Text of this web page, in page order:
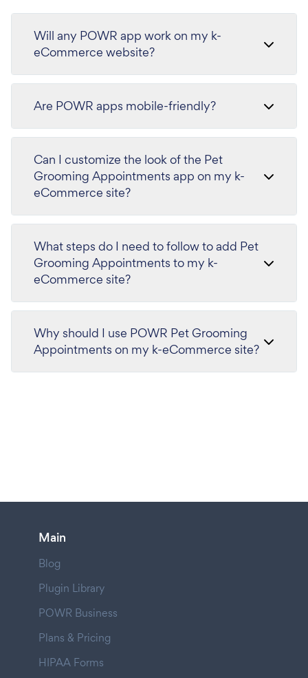
Will any POWR app work on my k-
eCommerce website?
Are POWR apps mobile-friendly?
Can I customize the look of the Pet
Grooming Appointments app on my k-
eCommerce site?
What steps do I need to follow to add Pet
Grooming Appointments to my k-
eCommerce site?
Why should I use POWR Pet Grooming
Appointments on my k-eCommerce site?
Main
Blog
Plugin Library
POWR Business
Plans & Pricing
HIPAA Forms